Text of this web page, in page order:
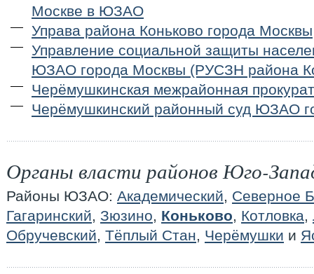
Москве в ЮЗАО
Управа района Коньково города Москвы
Управление социальной защиты
ЮЗАО города Москвы (РУСЗН района
Черёмушкинская межрайонная
Черёмушкинский районный суд ЮЗАО
Органы власти районов Юго-
Районы ЮЗАО: Академический, Северное
Гагаринский, Зюзино, Коньково, Котловка,
Обручевский, Тёплый Стан, Черёмушки и